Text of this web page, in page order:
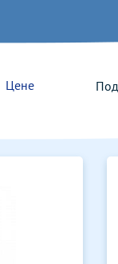
Цене